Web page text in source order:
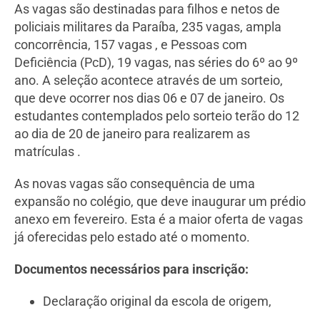
As vagas são destinadas para filhos e netos de
policiais militares da Paraíba, 235 vagas, ampla
concorrência, 157 vagas , e Pessoas com
Deficiência (PcD), 19 vagas, nas séries do 6º ao 9º
ano. A seleção acontece através de um sorteio,
que deve ocorrer nos dias 06 e 07 de janeiro. Os
estudantes contemplados pelo sorteio terão do 12
ao dia de 20 de janeiro para realizarem as
matrículas .
As novas vagas são consequência de uma
expansão no colégio, que deve inaugurar um prédio
anexo em fevereiro. Esta é a maior oferta de vagas
já oferecidas pelo estado até o momento.
Documentos necessários para inscrição:
Declaração original da escola de origem,